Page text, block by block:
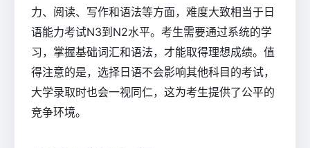
力、阅读、写作和语法等方面，难度大致相当于日
语能力考试N3到N2水平。考生需要通过系统的学
习，掌握基础词汇和语法，才能取得理想成绩。值
得注意的是，选择日语不会影响其他科目的考试，
大学录取时也会一视同仁，这为考生提供了公平的
竞争环境。